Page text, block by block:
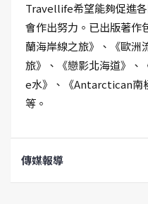
Travellife希望能夠促進
會作出努力。已出版著作
蘭海岸線之旅》、《歐洲
旅》、《戀影北海道》、
e水》、《Antarctican南
等。
傳媒報導